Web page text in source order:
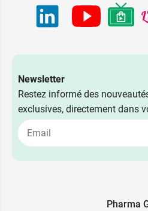
Newsletter
Restez informé des
exclusives, directement dans
Pharma